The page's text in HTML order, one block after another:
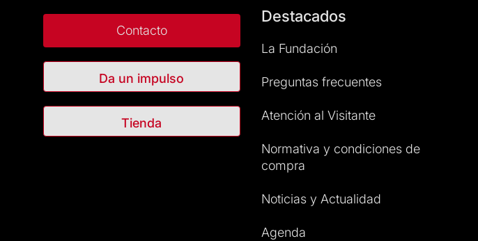
Contacto
Da un impulso
Tienda
Destacados
La Fundación
Preguntas frecuentes
Atención al Visitante
Normativa y condiciones de
compra
Noticias y Actualidad
Agenda